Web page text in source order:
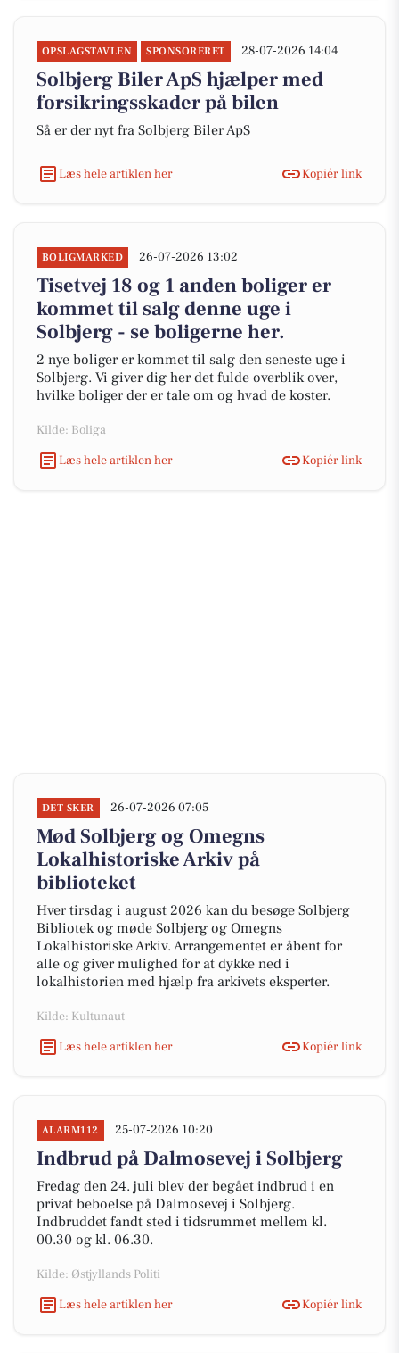
OPSLAGSTAVLEN SPONSORERET 28-07-2026 14:04
Solbjerg Biler ApS hjælper med
forsikringsskader på bilen
Så er der nyt fra Solbjerg Biler ApS
Læs hele artiklen her Kopiér link
BOLIGMARKED 26-07-2026 13:02
Tisetvej 18 og 1 anden boliger er
kommet til salg denne uge i
Solbjerg - se boligerne her.
2 nye boliger er kommet til salg den seneste uge i
Solbjerg. Vi giver dig her det fulde overblik over,
hvilke boliger der er tale om og hvad de koster.
Kilde: Boliga
Læs hele artiklen her
Kopiér link
DET SKER 26-07-2026 07:05
Mød Solbjerg og Omegns
Lokalhistoriske Arkiv på
biblioteket
Hver tirsdag i august 2026 kan du besøge Solbjerg
Bibliotek og møde Solbjerg og Omegns
Lokalhistoriske Arkiv. Arrangementet er åbent for
alle og giver mulighed for at dykke ned i
lokalhistorien med hjælp fra arkivets eksperter.
Kilde: Kultunaut
Læs hele artiklen her
Kopiér link
ALARM112 25-07-2026 10:20
Indbrud på Dalmosevej i Solbjerg
Fredag den 24. juli blev der begået indbrud i en
privat beboelse på Dalmosevej i Solbjerg.
Indbruddet fandt sted i tidsrummet mellem kl.
00.30 og kl. 06.30.
Kilde: Østjyllands Politi
Læs hele artiklen her
Kopiér link